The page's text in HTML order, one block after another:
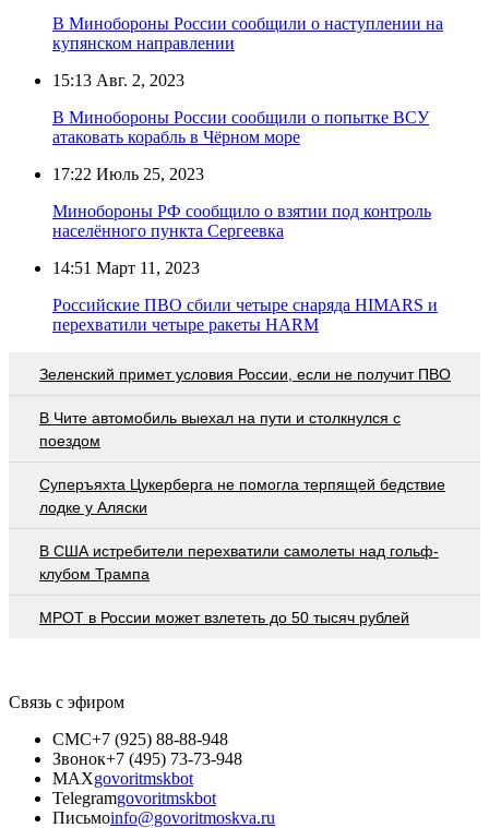
В Минобороны России сообщили о наступлении на
купянском направлении
15:13 Авг. 2, 2023
В Минобороны России сообщили о попытке ВСУ
атаковать корабль в Чёрном море
17:22 Июль 25, 2023
Минобороны РФ сообщило о взятии под контроль
населённого пункта Сергеевка
14:51 Март 11, 2023
Российские ПВО сбили четыре снаряда HIMARS и
перехватили четыре ракеты HARM
Зеленский примет условия России, если не получит ПВО
В Чите автомобиль выехал на пути и столкнулся с
поездом
Суперъяхта Цукерберга не помогла терпящей бедствие
лодке у Аляски
В США истребители перехватили самолеты над гольф-
клубом Трампа
МРОТ в России может взлететь до 50 тысяч рублей
Связь с эфиром
СМС+7 (925) 88-88-948
Звонок+7 (495) 73-73-948
MAXgovoritmskbot
Telegramgovoritmskbot
Письмоinfo@govoritmoskva.ru